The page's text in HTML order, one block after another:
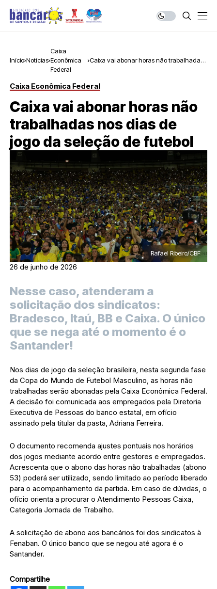
Início Notícias
Caixa
Econômica
Federal
Caixa vai abonar horas não trabalhadas
Caixa Econômica Federal
Caixa vai abonar horas não
trabalhadas nos dias de
jogo da seleção de futebol
Rafael Ribeiro/CBF
26 de junho de 2026
Nesse caso, atenderam a
solicitação dos sindicatos:
Bradesco, Itaú, BB e Caixa. O único
que se nega até o momento é o
Santander!
Nos dias de jogo da seleção brasileira, nesta segunda fase
da Copa do Mundo de Futebol Masculino, as horas não
trabalhadas serão abonadas pela Caixa Econômica Federal.
A decisão foi comunicada aos empregados pela Diretoria
Executiva de Pessoas do banco estatal, em ofício
assinado pela titular da pasta, Adriana Ferreira.
O documento recomenda ajustes pontuais nos horários
dos jogos mediante acordo entre gestores e empregados.
Acrescenta que o abono das horas não trabalhadas (abono
53) poderá ser utilizado, sendo limitado ao período liberado
para o acompanhamento da partida. Em caso de dúvidas, o
ofício orienta a procurar o Atendimento Pessoas Caixa,
Categoria Jornada de Trabalho.
A solicitação de abono aos bancários foi dos sindicatos à
Fenaban. O único banco que se negou até agora é o
Santander.
Compartilhe